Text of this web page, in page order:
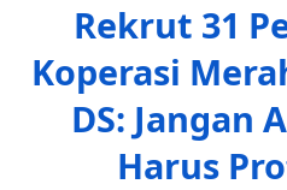
Rekrut 31
Koperasi
DS: Jangan
Harus